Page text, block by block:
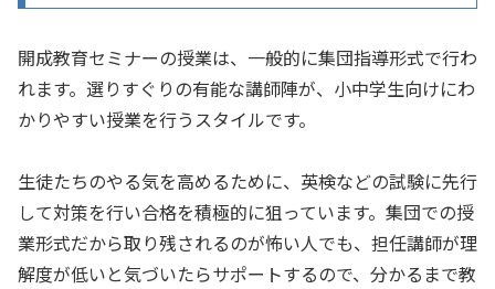
開成教育セミナーの授業は、一般的に集団指導形式で行わ
れます。選りすぐりの有能な講師陣が、小中学生向けにわ
かりやすい授業を行うスタイルです。
生徒たちのやる気を高めるために、英検などの試験に先行
して対策を行い合格を積極的に狙っています。集団での授
業形式だから取り残されるのが怖い人でも、担任講師が理
解度が低いと気づいたらサポートするので、分かるまで教